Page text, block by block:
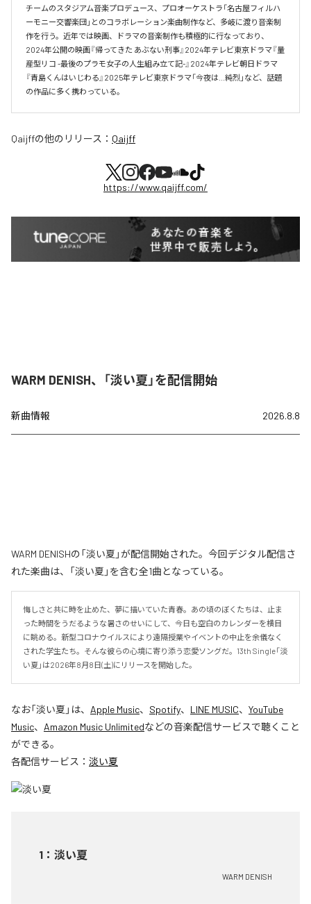
チームのスタジアム音楽プロデュース、プロオーケストラ「名古屋フィルハ
ーモニー交響楽団」とのコラボレーション楽曲制作など、多岐に渡り音楽制
作を行う。近年では映画、ドラマの音楽制作も積極的に行なっており、
2024年公開の映画『帰ってきた あぶない刑事』2024年テレビ東京ドラマ『量
産型リコ -最後のプラモ女子の人生組み立て記-』2024年テレビ朝日ドラマ
『青島くんはいじわる』2025年テレビ東京ドラマ「今夜は…純烈」など、話題
の作品に多く携わっている。
Qaijffの他のリリース： Qaijff
https://www.qaijff.com/
WARM DENISH、「淡い夏」を配信開始
新曲情報 2026.8.8
WARM DENISHの「淡い夏」が配信開始された。今回デジタル配信さ
れた楽曲は、「淡い夏」を含む全1曲となっている。
悔しさと共に時を止めた、夢に描いていた青春。あの頃のぼくたちは、止ま
った時間をうだるような暑さのせいにして、今日も空白のカレンダーを横目
に眺める。新型コロナウイルスにより遠隔授業やイベントの中止を余儀なく
された学生たち。そんな彼らの心境に寄り添う恋愛ソングだ。13th Single「淡
い夏」は2026年8月8日(土)にリリースを開始した。
なお「淡い夏 」は、 Apple Music、 Spotify、 LINE MUSIC、 YouTube
Music、 Amazon Music Unlimitedなどの音楽配信サービスで聴くこと
ができる。
各配信サービス： 淡い夏
1 ： 淡い夏
WARM DENISH